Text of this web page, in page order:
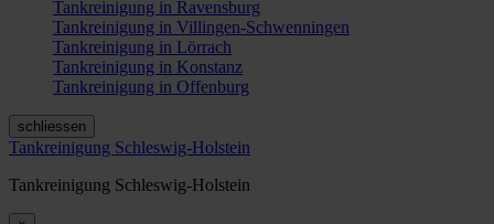
Tankreinigung in Ravensburg
Tankreinigung in Villingen-Schwenningen
Tankreinigung in Lörrach
Tankreinigung in Konstanz
Tankreinigung in Offenburg
schliessen
Tankreinigung Schleswig-Holstein
Tankreinigung Schleswig-Holstein